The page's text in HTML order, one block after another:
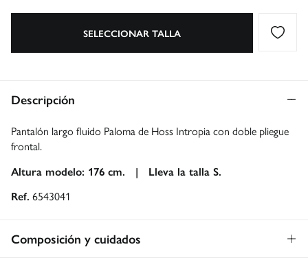
SELECCIONAR TALLA
Descripción
Pantalón largo fluido Paloma de Hoss Intropia con doble pliegue
frontal.
Altura modelo: 176 cm. | Lleva la talla S.
Ref. 6543041
Composición y cuidados